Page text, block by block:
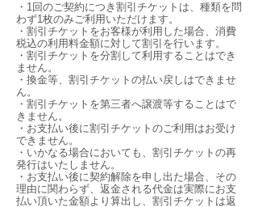
・1回のご契約につき割引チケットは、種類を問
わず1枚のみご利用いただけます。
・割引チケットをお客様が利用した場合、消費
税込の利用料金額に対して割引を行います。
・割引チケットを分割して利用することはでき
ません。
・換金等、割引チケットの払い戻しはできませ
ん。
・割引チケットを第三者へ譲渡等することはで
きません。
・お支払い後に割引チケットのご利用はお受け
できません。
・いかなる場合においても、割引チケットの再
発行はいたしません。
・お支払い後に契約解除を申し出た場合、その
理由に関わらず、返金される代金は実際にお支
払い頂いた金額より算出し、割引チケットは返